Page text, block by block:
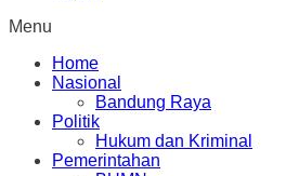
Menu
Home
Nasional
Bandung Raya
Politik
Hukum dan Kriminal
Pemerintahan